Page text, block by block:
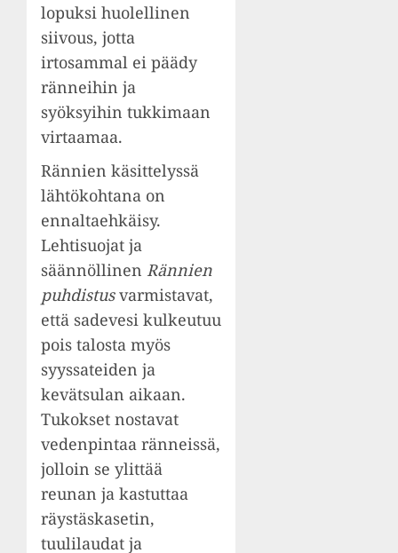
lopuksi huolellinen
siivous, jotta
irtosammal ei päädy
ränneihin ja
syöksyihin tukkimaan
virtaamaa.
Rännien käsittelyssä
lähtökohtana on
ennaltaehkäisy.
Lehtisuojat ja
säännöllinen Rännien
puhdistusvarmistavat,
että sadevesi kulkeutuu
pois talosta myös
syyssateiden ja
kevätsulan aikaan.
Tukokset nostavat
vedenpintaa ränneissä,
jolloin se ylittää
reunan ja kastuttaa
räystäskasetin,
tuulilaudat ja